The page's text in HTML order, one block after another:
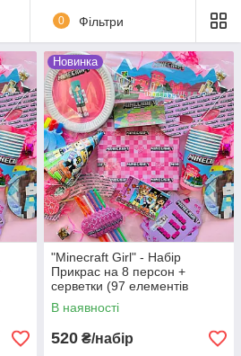
0 Фільтри
Новинка
"Minecraft Girl" - Набір
Прикрас на 8 персон +
серветки (97 елементів
декора)
В наявності
520 ₴/набір